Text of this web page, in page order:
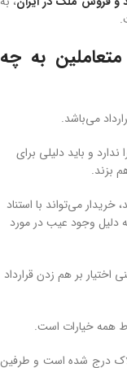
به چه
می‌باشد.
و باید دلیلی برای
بزند.
می‌تواند با استناد
دلیل وجود عیب در مورد
اختیار بر هم زدن قرارداد
همه خیارات است.
درج شده است و طرفین